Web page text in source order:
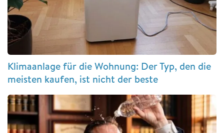
Klimaanlage für die Wohnung: Der Typ, den die
meisten kaufen, ist nicht der beste